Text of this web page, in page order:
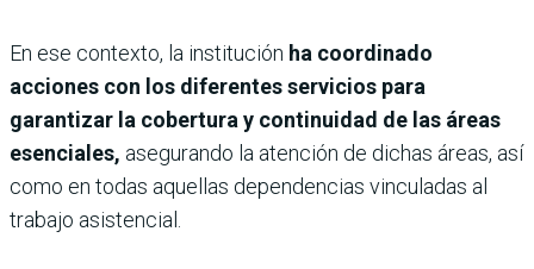
En ese contexto, la institución ha coordinado
acciones con los diferentes servicios para
garantizar la cobertura y continuidad de las áreas
esenciales, asegurando la atención de dichas áreas, así
como en todas aquellas dependencias vinculadas al
trabajo asistencial.